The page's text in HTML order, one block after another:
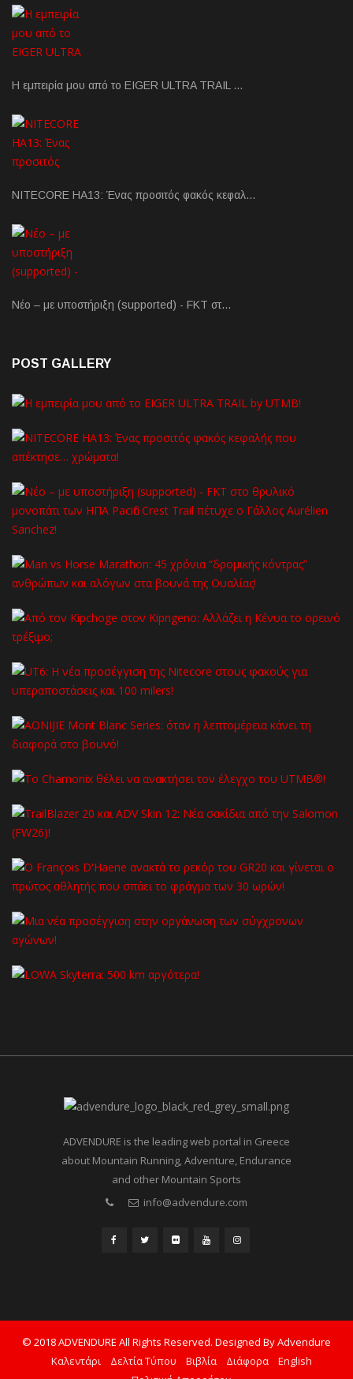
Η εμπειρία μου από το EIGER ULTRA TRAIL …
NITECORE HA13: Ένας προσιτός φακός κεφαλ…
Νέο – με υποστήριξη (supported) - FKT στ…
POST GALLERY
ADVENDURE is the leading web portal in Greece
about Mountain Running, Adventure, Endurance
and other Mountain Sports
info@advendure.com
© 2018 ADVENDURE All Rights Reserved. Designed By Advendure
Καλεντάρι
Δελτία Τύπου Βιβλία Διάφορα
English